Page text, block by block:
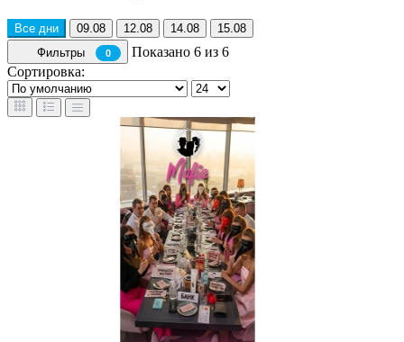
Все дни 09.08 12.08 14.08
15.08
Фильтры
0
Показано 6 из 6
Сортировка: